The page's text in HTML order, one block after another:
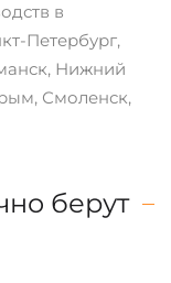
в
Петербург,
Нижний
Смоленск,
берут